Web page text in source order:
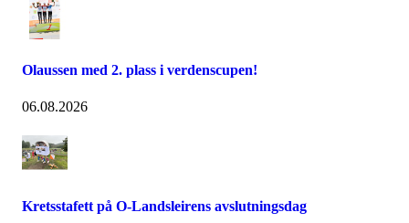
Olaussen med 2. plass i verdenscupen!
06.08.2026
Kretsstafett på O-Landsleirens avslutningsdag